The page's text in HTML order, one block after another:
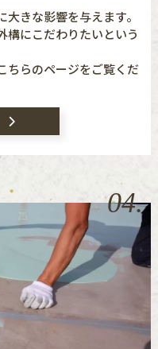
きな影響を与えます。
構にこだわりたいという
ちらのページをご覧くだ
04.